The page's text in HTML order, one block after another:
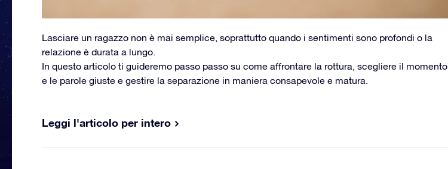
Lasciare un ragazzo non è mai semplice, soprattutto quando i sentimenti sono profondi o la
relazione è durata a lungo.
In questo articolo ti guideremo passo passo su come affrontare la rottura, scegliere il momento
e le parole giuste e gestire la separazione in maniera consapevole e matura.
Leggi l'articolo per intero